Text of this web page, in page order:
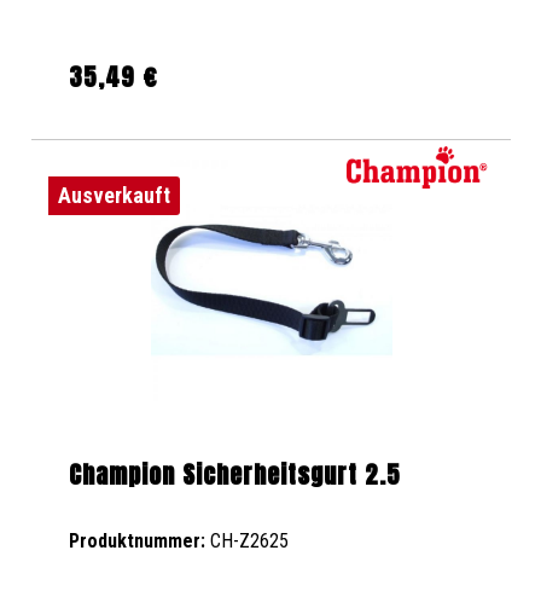
Regulärer Preis:
35,49 €
Ausverkauft
Champion Sicherheitsgurt 2.5
Produktnummer: CH-Z2625